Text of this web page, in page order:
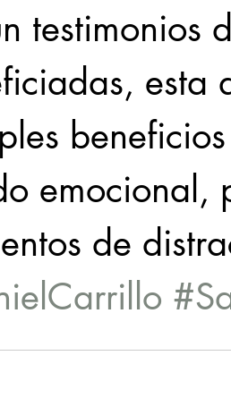
testimonios
esta
emocional,
de